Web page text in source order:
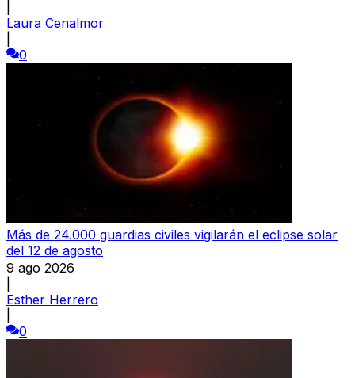
Laura Cenalmor
0
Más de 24.000 guardias civiles vigilarán el eclipse solar
del 12 de agosto
9 ago 2026
Esther Herrero
0